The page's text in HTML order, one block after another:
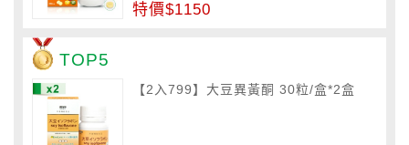
特價$1150
TOP5
【2入799】大豆異黃酮 30粒/盒*2盒